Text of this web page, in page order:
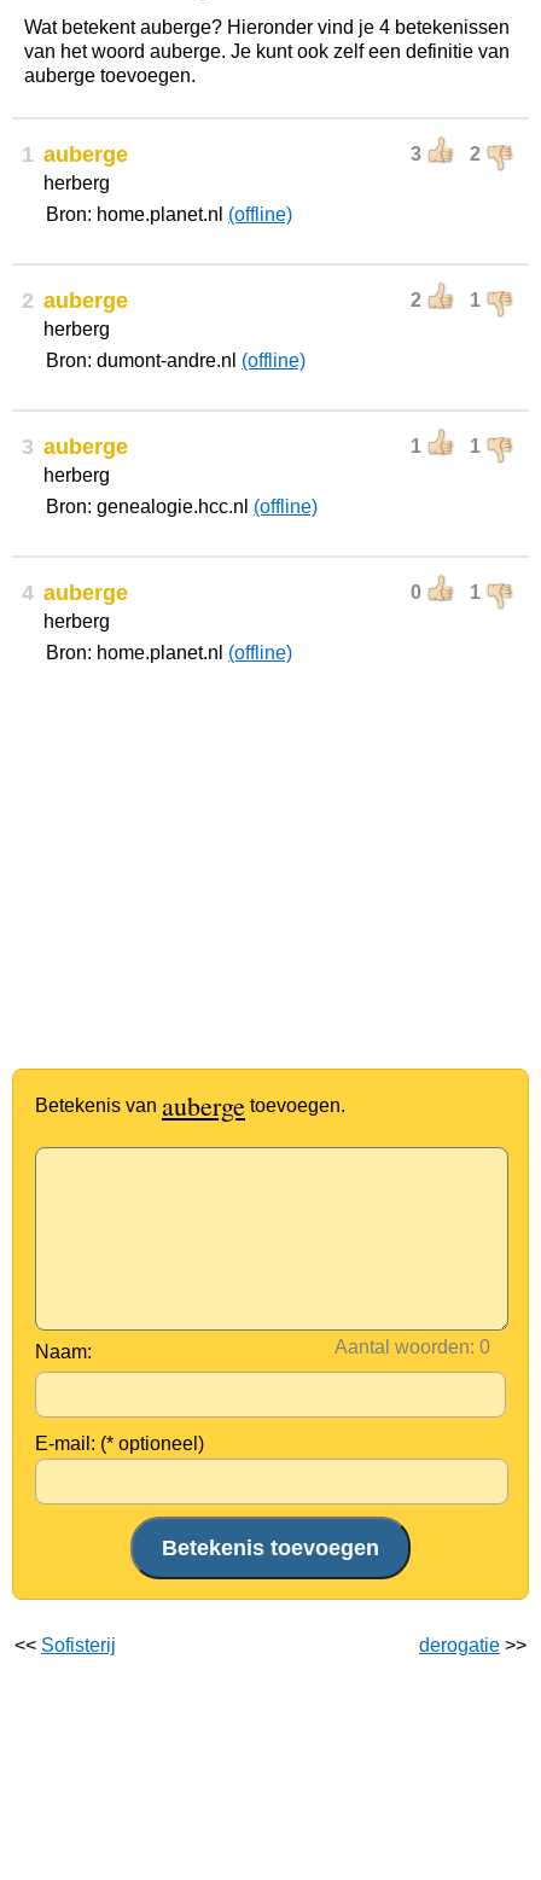
Wat betekent auberge? Hieronder vind je 4 betekenissen
van het woord auberge. Je kunt ook zelf een definitie van
auberge toevoegen.
1 3 2
auberge
herberg
Bron: home.planet.nl (offline)
2 2 1
auberge
herberg
Bron: dumont-andre.nl (offline)
3 1 1
auberge
herberg
Bron: genealogie.hcc.nl (offline)
4 0 1
auberge
herberg
Bron: home.planet.nl (offline)
Betekenis van auberge toevoegen.
Aantal woorden:
Naam:
E-mail: (* optioneel)
<< Sofisterij derogatie >>